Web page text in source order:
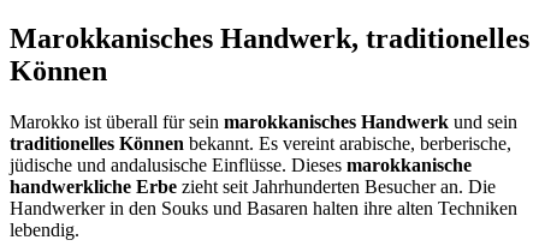
Marokkanisches Handwerk, traditionelles
Können
Marokko ist überall für sein marokkanisches Handwerk und sein
traditionelles Können bekannt. Es vereint arabische, berberische,
jüdische und andalusische Einflüsse. Dieses marokkanische
handwerkliche Erbe zieht seit Jahrhunderten Besucher an. Die
Handwerker in den Souks und Basaren halten ihre alten Techniken
lebendig.